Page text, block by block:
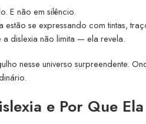
E não em silêncio.
estão se expressando com tintas,
dislexia não limita — ela revela.
nesse universo surpreendente.
e Por Que